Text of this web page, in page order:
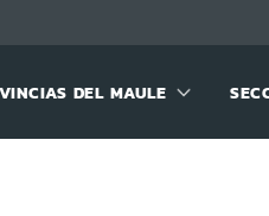
DEL MAULE